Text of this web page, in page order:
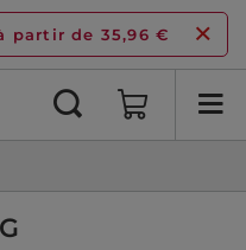
partir de 35,96 €